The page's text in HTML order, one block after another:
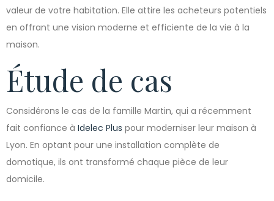
valeur de votre habitation. Elle attire les acheteurs potentiels
en offrant une vision moderne et efficiente de la vie à la
maison.
Étude de cas
Considérons le cas de la famille Martin, qui a récemment
fait confiance à Idelec Plus pour moderniser leur maison à
Lyon. En optant pour une installation complète de
domotique, ils ont transformé chaque pièce de leur
domicile.